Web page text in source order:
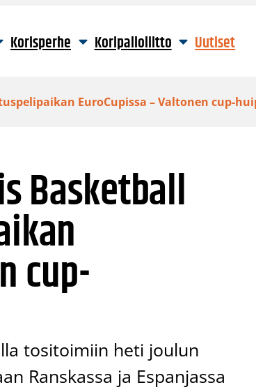
Korisperhe Koripalloliitto Uutiset
EuroCupissa – Valtonen cup-
Basketball
cup-
tositoimiin heti joulun
Ranskassa ja Espanjassa